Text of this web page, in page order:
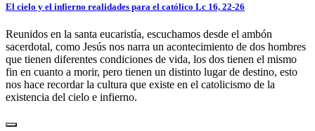
El cielo y el infierno realidades para el católico Lc 16, 22-26
Reunidos en la santa eucaristía, escuchamos desde el ambón
sacerdotal, como Jesús nos narra un acontecimiento de dos hombres
que tienen diferentes condiciones de vida, los dos tienen el mismo
fin en cuanto a morir, pero tienen un distinto lugar de destino, esto
nos hace recordar la cultura que existe en el catolicismo de la
existencia del cielo e infierno.